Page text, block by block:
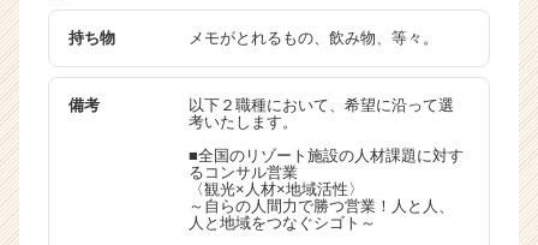
持ち物 メモがとれるもの、飲み物、等々。
備考
以下２職種において、希望に沿って選
考いたします。
■全国のリゾート施設の人材課題に対す
るコンサル営業
〈観光×人材×地域活性〉
～自らの人間力で勝つ営業！人と人、
人と地域をつなぐシゴト～